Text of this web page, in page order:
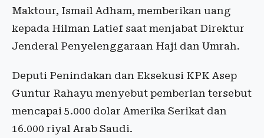
Maktour, Ismail Adham, memberikan uang
kepada Hilman Latief saat menjabat Direktur
Jenderal Penyelenggaraan Haji dan Umrah.
Deputi Penindakan dan Eksekusi KPK Asep
Guntur Rahayu menyebut pemberian tersebut
mencapai 5.000 dolar Amerika Serikat dan
16.000 riyal Arab Saudi.